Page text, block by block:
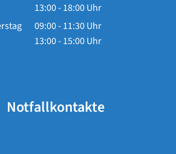
Von 09:00 bis 11:30 Uhr
13:00-18:00Uhr
Von 13:00 bis 18:00 Uhr
09:00-11:30Uhr
Von 09:00 bis 11:30 Uhr
13:00-15:00Uhr
Notfallkontakte